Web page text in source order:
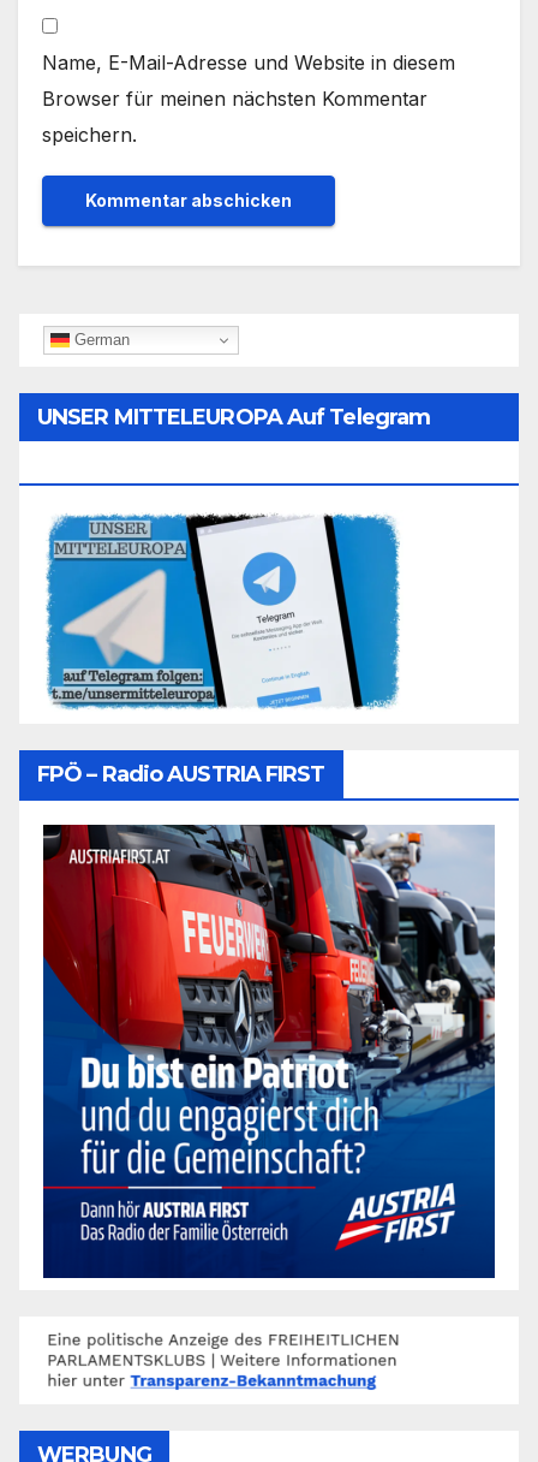
Name, E-Mail-Adresse und Website in diesem
Browser für meinen nächsten Kommentar
speichern.
German
UNSER MITTELEUROPA Auf Telegram
FPÖ – Radio AUSTRIA FIRST
WERBUNG